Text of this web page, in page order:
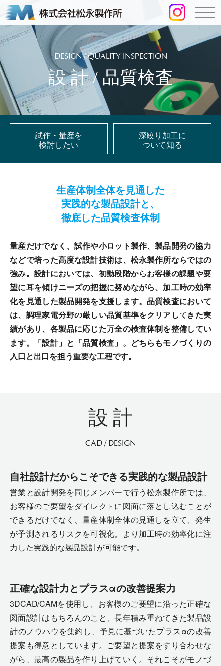
DESIGN / QUALITY INSPECTION
設 計 / 品質検査
試作・量産を
検討したい
深絞り加工に
ついて知る
生産体制全体を見通した
実践的な製品設計と、
徹底した品質検査体制
量産だけでなく、試作や小ロット製作、製品開発の協力
などで培った高度な設計技術は、松永製作所ならではの
強み。設計においては、初動段階からお客様の課題や要
望に耳を傾けニーズの把握に努めながら、加工時の効率
化を見通した製品開発を支援します。品質検査において
は、調理家電分野の厳しい品質基準をクリアしてきた実
績があり、各製品に応じた万全の検査体制を整備してい
ます。「設計」と「品質検査」。どちらもモノづくりの
入口と出口を担う重要な工程です。
設 計
CAD / DESIGN
自社設計だからこそできる実践的な製品設計
営業と設計開発を同じメンバーで行う松永製作所では、
お客様のご要望をダイレクトに図面に落とし込むことが
できるだけでなく、量産体制全体の見通しを立て、発生
が予測されるリスクを可視化。より加工時の効率化に注
力した実践的な製品設計が可能です。
正確な設計力とプラスαの改善提案力
3DCAD/CAMを使用し、お客様のご要望に沿った正確な
図面設計はもちろんのこと、長年積み重ねてきた製品設
計のノウハウを集約し、予見に基づいたプラスαの改善
提案も得意としています。ご要望と提案をすり合わせな
がら、最高の製品を作り上げていく。それこそがモノづ